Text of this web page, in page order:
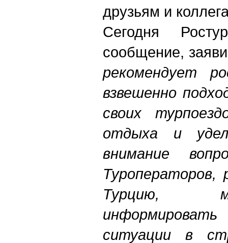
друзьям и
Сегодня
сообщение,
рекомендует
взвешенно
своих
отдыха и
внимание
Турцию,
ситуации в